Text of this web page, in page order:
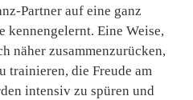
Partner auf eine ganz
kennengelernt. Eine Weise,
näher zusammenzurücken,
trainieren, die Freude am
intensiv zu spüren und